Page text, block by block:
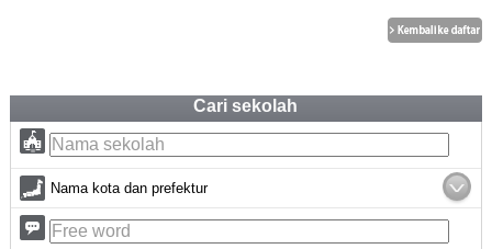
Cari sekolah
Nama kota dan prefektur